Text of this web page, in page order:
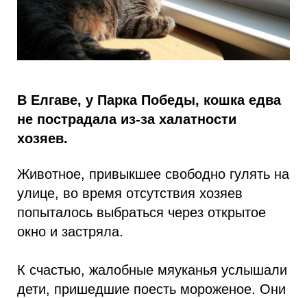
В Елгаве, у Парка Победы, кошка едва
не пострадала из-за халатности
хозяев.
Животное, привыкшее свободно гулять на
улице, во время отсутствия хозяев
попыталось выбраться через открытое
окно и застряла.
К счастью, жалобные мяуканья услышали
дети, пришедшие поесть мороженое. Они